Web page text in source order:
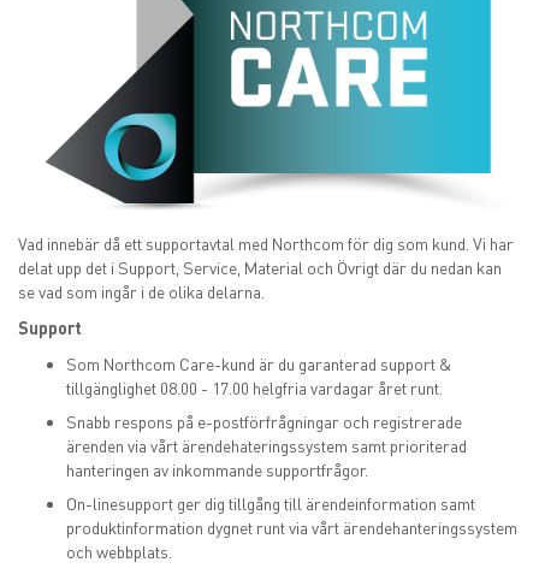
Vad innebär då ett supportavtal med Northcom för dig som kund. Vi har
delat upp det i Support, Service, Material och Övrigt där du nedan kan
se vad som ingår i de olika delarna.
Support
Som Northcom Care-kund är du garanterad support &
tillgänglighet 08.00 - 17.00 helgfria vardagar året runt.
Snabb respons på e-postförfrågningar och registrerade
ärenden via vårt ärendehateringssystem samt prioriterad
hanteringen av inkommande supportfrågor.
On-linesupport ger dig tillgång till ärendeinformation samt
produktinformation dygnet runt via vårt ärendehanteringssystem
och webbplats.